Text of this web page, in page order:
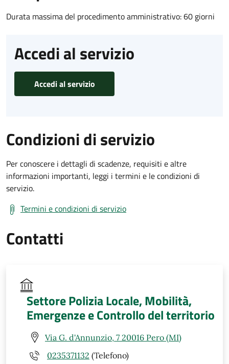
Durata massima del procedimento amministrativo: 60 giorni
Accedi al servizio
Accedi al servizio
Condizioni di servizio
Per conoscere i dettagli di scadenze, requisiti e altre
informazioni importanti, leggi i termini e le condizioni di
servizio.
Termini e condizioni di servizio
Contatti
Settore Polizia Locale, Mobilità,
Emergenze e Controllo del territorio
Via G. d'Annunzio, 7 20016 Pero (MI)
0235371132 (Telefono)